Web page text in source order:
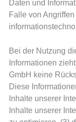
Daten und
Falle von
Bei der Nutzung
Informationen
GmbH keine
Diese
Inhalte unserer
Inhalte unserer